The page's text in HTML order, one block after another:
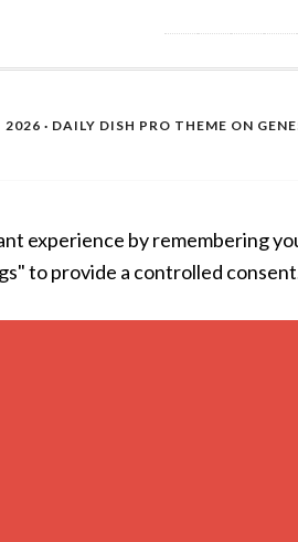
· DAILY DISH PRO THEME ON
experience by remembering
to provide a controlled